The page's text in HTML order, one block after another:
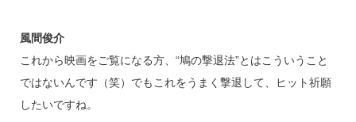
風間俊介
これから映画をご覧になる方、“鳩の撃退法”とはこういうこと
ではないんです（笑）でもこれをうまく撃退して、ヒット祈願
したいですね。